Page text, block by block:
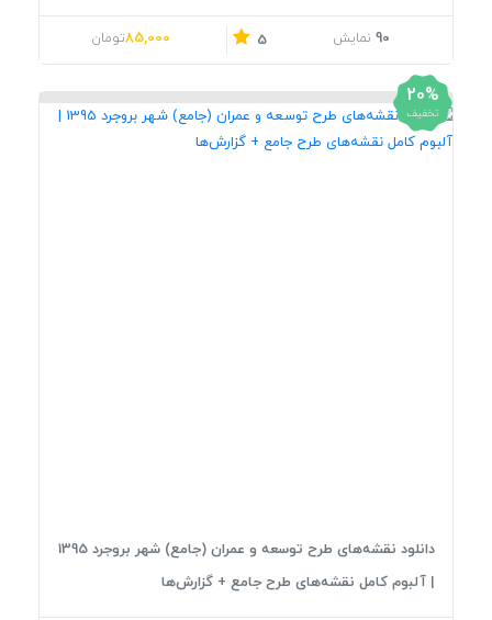
90 نمایش 5 قیمت اصلی: 106,000تومان بود.
85,000تومان
20%
تخفیف
دانلود نقشه‌های طرح توسعه و عمران (جامع) شهر بروجرد 1395
| آلبوم کامل نقشه‌های طرح جامع + گزارش‌ها